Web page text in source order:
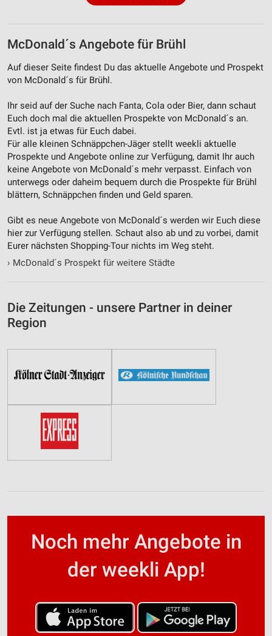
McDonald´s Angebote für Brühl
Auf dieser Seite findest Du das aktuelle Angebote und Prospekt
von McDonald´s für Brühl.
Ihr seid auf der Suche nach Fanta, Cola oder Bier, dann schaut
Euch doch mal die aktuellen Prospekte von McDonald´s an.
Evtl. ist ja etwas für Euch dabei.
Für alle kleinen Schnäppchen-Jäger stellt weekli aktuelle
Prospekte und Angebote online zur Verfügung, damit Ihr auch
keine Angebote von McDonald´s mehr verpasst. Einfach von
unterwegs oder daheim bequem durch die Prospekte für Brühl
blättern, Schnäppchen finden und Geld sparen.
Gibt es neue Angebote von McDonald´s werden wir Euch diese
hier zur Verfügung stellen. Schaut also ab und zu vorbei, damit
Eurer nächsten Shopping-Tour nichts im Weg steht.
› McDonald´s Prospekt für weitere Städte
Die Zeitungen - unsere Partner in deiner
Region
Noch mehr Angebote in
der weekli App!